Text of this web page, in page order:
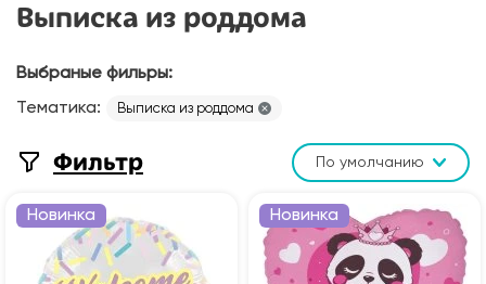
Выписка из роддома
Выбраные фильры:
Тематика:
Выписка из роддома
Фильтр По умолчанию
Новинка Новинка